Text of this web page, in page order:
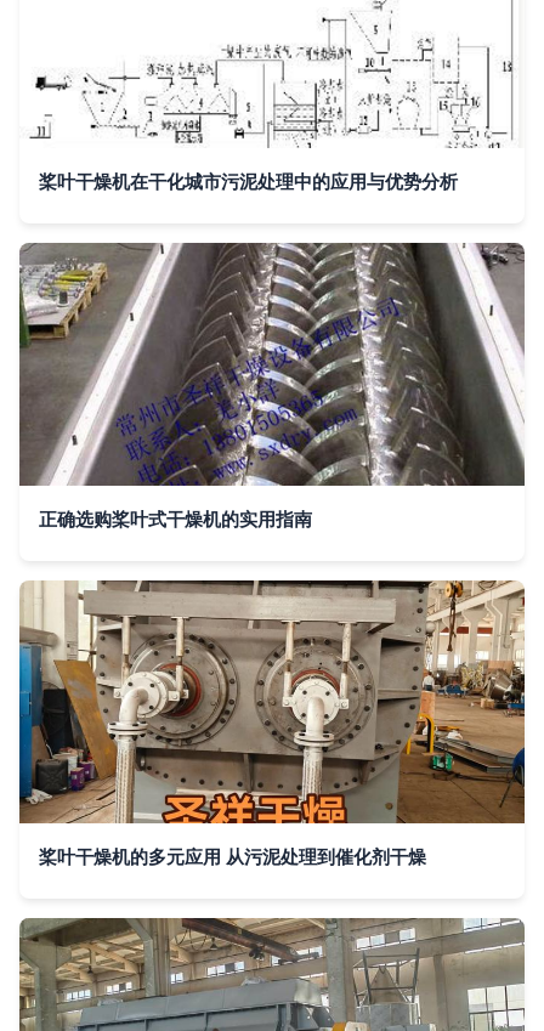
桨叶干燥机在干化城市污泥处理中的应用与优势分析
正确选购桨叶式干燥机的实用指南
桨叶干燥机的多元应用 从污泥处理到催化剂干燥